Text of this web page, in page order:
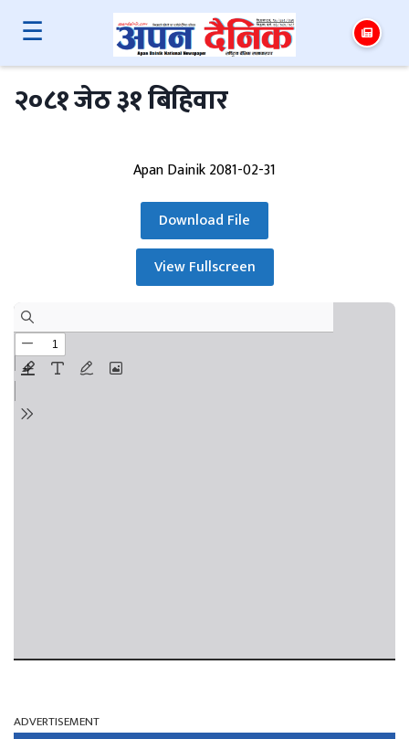
☰
२०८१ जेठ ३१ बिहिवार
Apan Dainik 2081-02-31
Download File
View Fullscreen
ADVERTISEMENT